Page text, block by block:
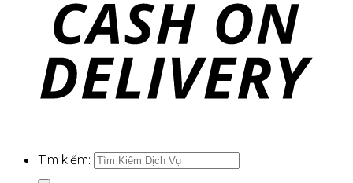
Tìm kiếm: